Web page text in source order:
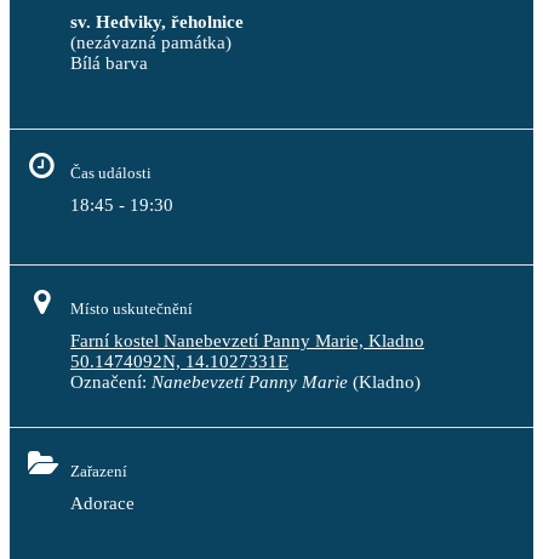
sv. Hedviky, řeholnice
(nezávazná památka)
Bílá barva
Čas události
18:45 - 19:30
Místo uskutečnění
Farní kostel Nanebevzetí Panny Marie, Kladno
50.1474092N, 14.1027331E
Označení: Nanebevzetí Panny Marie (Kladno)
Zařazení
Adorace